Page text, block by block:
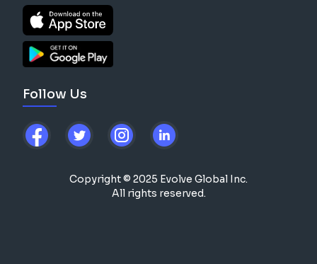
Follow Us
Copyright © 2025 Evolve Global Inc.
All rights reserved.